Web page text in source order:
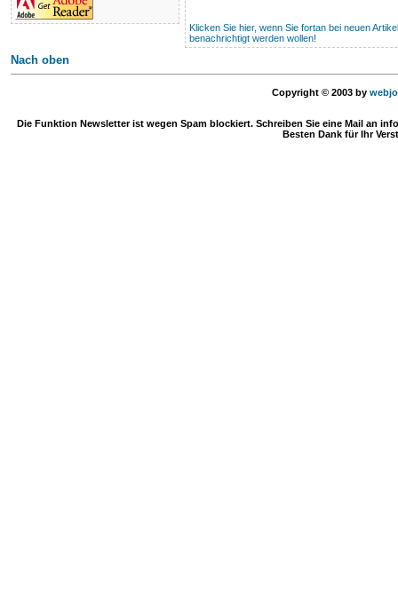
Klicken Sie hier, wenn Sie fortan bei neuen
benachrichtigt werden wollen!
Nach oben
Copyright © 2003 by
Die Funktion Newsletter ist wegen Spam blockiert. Schreiben Sie eine Mail an
Besten Dank für Ihr